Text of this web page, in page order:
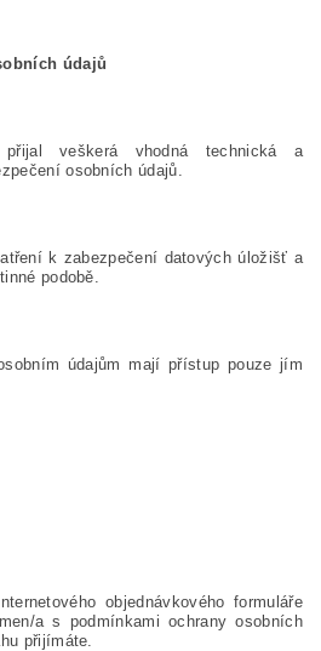
údajů
veškerá vhodná technická a
osobních údajů.
k zabezpečení datových úložišť a
podobě.
údajům mají přístup pouze jím
objednávkového formuláře
a s podmínkami ochrany osobních
přijímáte.